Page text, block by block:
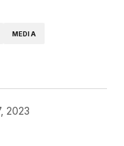
MEDIA
2023